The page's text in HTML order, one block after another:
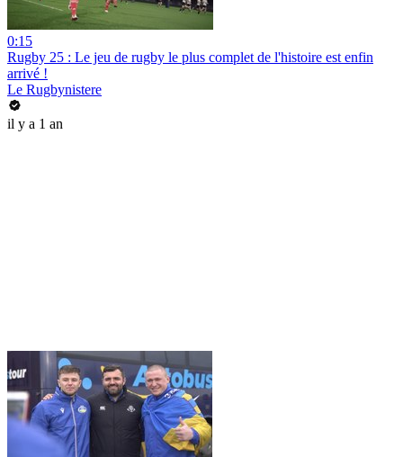
0:15
Rugby 25 : Le jeu de rugby le plus complet de l'histoire est enfin
arrivé !
Le Rugbynistere
il y a 1 an